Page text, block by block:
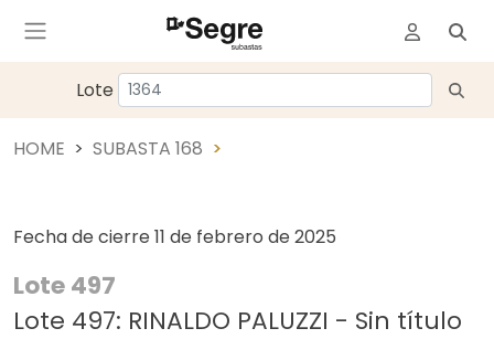
Lote
HOME SUBASTA 168
Fecha de cierre 11 de febrero de 2025
Lote 497
Lote 497: RINALDO PALUZZI - Sin título